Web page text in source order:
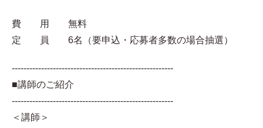
費 用 無料
定 員 6名（要申込・応募者多数の場合抽選）
-------------------------------------------------------
■講師のご紹介
-------------------------------------------------------
＜講師＞